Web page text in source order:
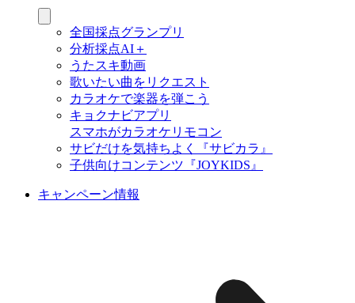
全国採点グランプリ
分析採点AI＋
うたスキ動画
歌いたい曲をリクエスト
カラオケで楽器を弾こう
キョクナビアプリ
スマホがカラオケリモコン
サビだけを気持ちよく『サビカラ』
子供向けコンテンツ『JOYKIDS』
キャンペーン情報